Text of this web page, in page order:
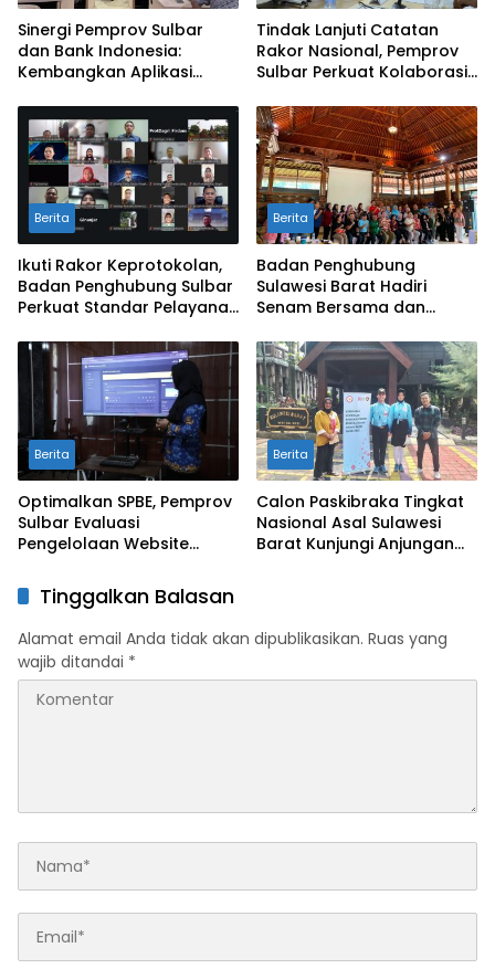
Sinergi Pemprov Sulbar
dan Bank Indonesia:
Kembangkan Aplikasi
Harga Pangan
Tindak Lanjuti Catatan
Rakor Nasional, Pemprov
Sulbar Perkuat Kolaborasi
BSPS
Berita
Ikuti Rakor Keprotokolan,
Badan Penghubung Sulbar
Perkuat Standar Pelayanan
Berita
Badan Penghubung
Sulawesi Barat Hadiri
Senam Bersama dan
dengan Anjungan Daerah
Berita
Optimalkan SPBE, Pemprov
Sulbar Evaluasi
Pengelolaan Website
Berita
Calon Paskibraka Tingkat
Nasional Asal Sulawesi
Barat Kunjungi Anjungan
Tinggalkan Balasan
Alamat email Anda tidak akan dipublikasikan. Ruas yang
wajib ditandai *